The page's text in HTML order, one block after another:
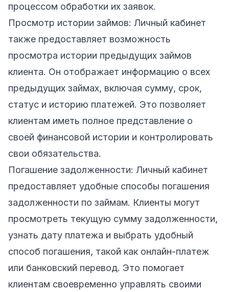
процессом обработки их заявок.
Просмотр истории займов: Личный кабинет
также предоставляет возможность
просмотра истории предыдущих займов
клиента. Он отображает информацию о всех
предыдущих займах, включая сумму, срок,
статус и историю платежей. Это позволяет
клиентам иметь полное представление о
своей финансовой истории и контролировать
свои обязательства.
Погашение задолженности: Личный кабинет
предоставляет удобные способы погашения
задолженности по займам. Клиенты могут
просмотреть текущую сумму задолженности,
узнать дату платежа и выбрать удобный
способ погашения, такой как онлайн-платеж
или банковский перевод. Это помогает
клиентам своевременно управлять своими